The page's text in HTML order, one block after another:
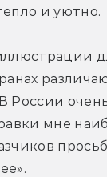
и уютно.
России
мне